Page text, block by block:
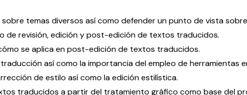
temas diversos así como defender un punto de vista
de revisión, edición y post-edición de textos traducidos.
se aplica en post-edición de textos traducidos.
así como la importancia del empleo de herramientas
de estilo así como la edición estilística.
traducidos a partir del tratamiento gráfico como base del